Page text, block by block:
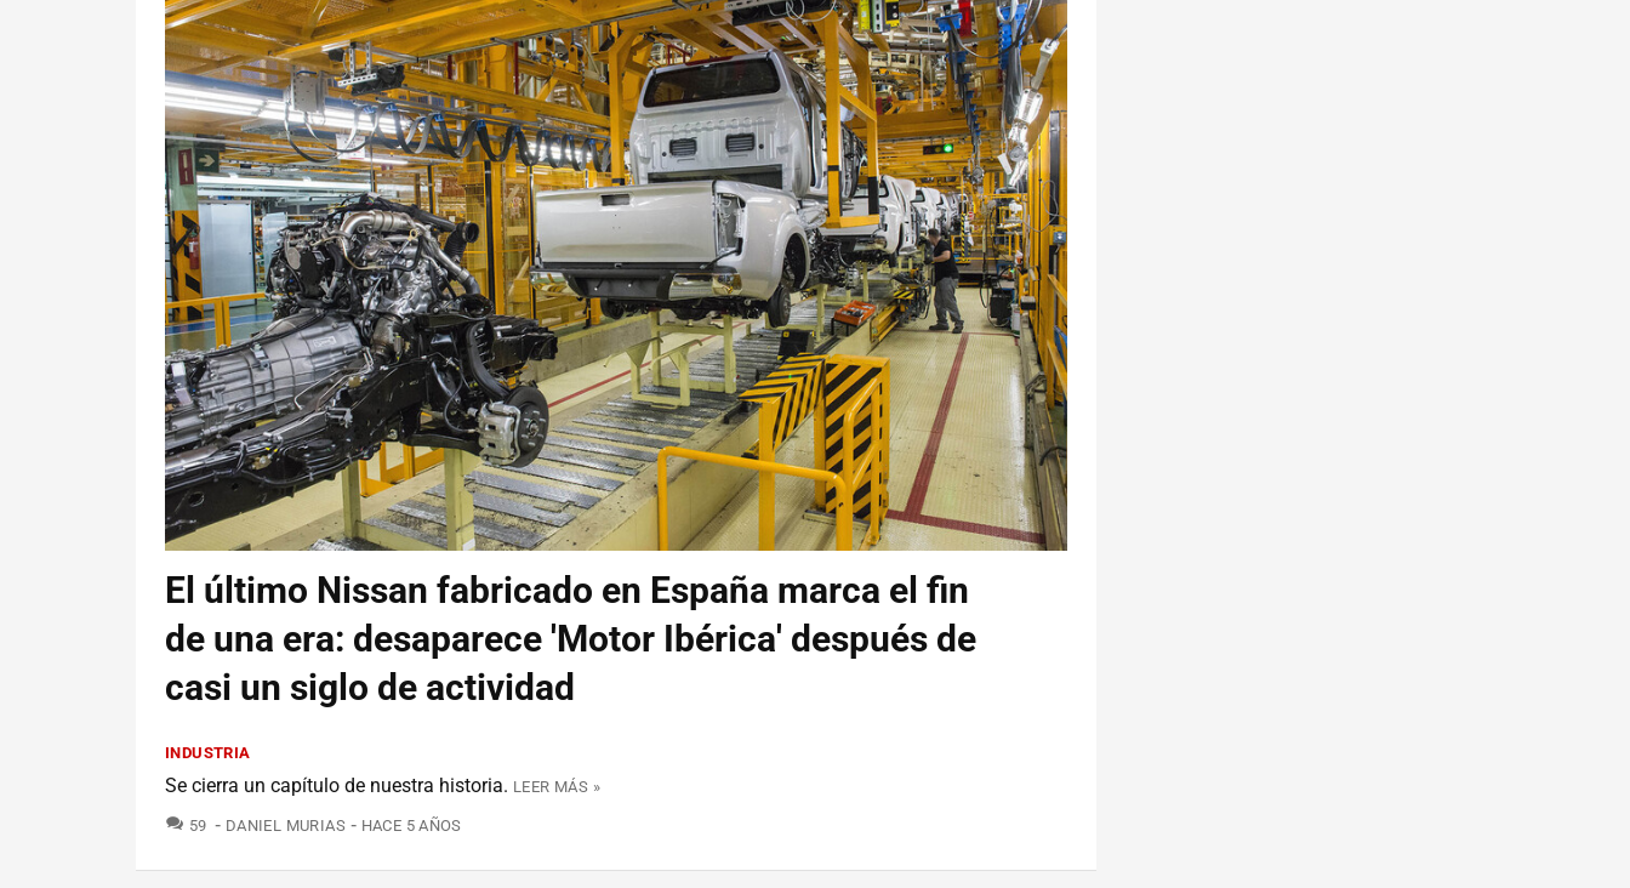
El último Nissan fabricado en España marca el fin
de una era: desaparece 'Motor Ibérica' después de
casi un siglo de actividad
INDUSTRIA
Se cierra un capítulo de nuestra historia. LEER MÁS »
59 COMENTARIOS
DANIEL MURIAS HACE 5 AÑOS